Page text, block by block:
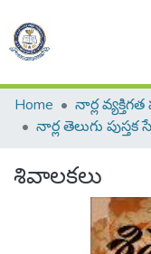
Home
శివాలకలు